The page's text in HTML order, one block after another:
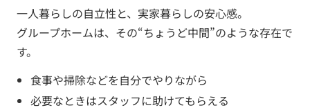
一人暮らしの自立性と、実家暮らしの安心感。
グループホームは、その“ちょうど中間”のような存在で
す。
食事や掃除などを自分でやりながら
必要なときはスタッフに助けてもらえる